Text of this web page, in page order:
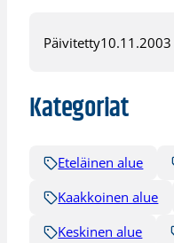
Päivitetty10.11.2003
Kategoriat
Eteläinen alue
Kaakkoinen alue
Keskinen alue